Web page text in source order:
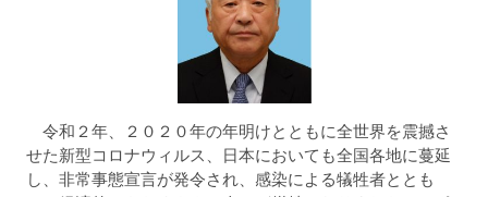
令和２年、２０２０年の年明けとともに全世界を震撼さ
せた新型コロナウィルス、日本においても全国各地に蔓延
し、非常事態宣言が発令され、感染による犠牲者ととも